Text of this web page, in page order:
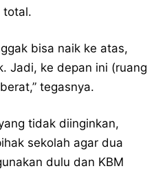
total.
bisa naik ke atas,
Jadi, ke depan ini (ruang
tegasnya.
tidak diinginkan,
sekolah agar dua
dulu dan KBM